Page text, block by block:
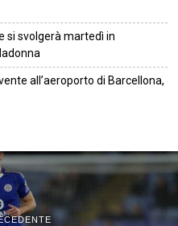
si svolgerà martedì in
all’aeroporto di Barcellona,